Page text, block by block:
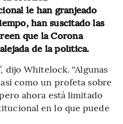
le han granjeado
han suscitado las
que la Corona
de la política.
dijo Whitelock. “Algunas
como un profeta sobre
ahora está limitado
en lo que puede